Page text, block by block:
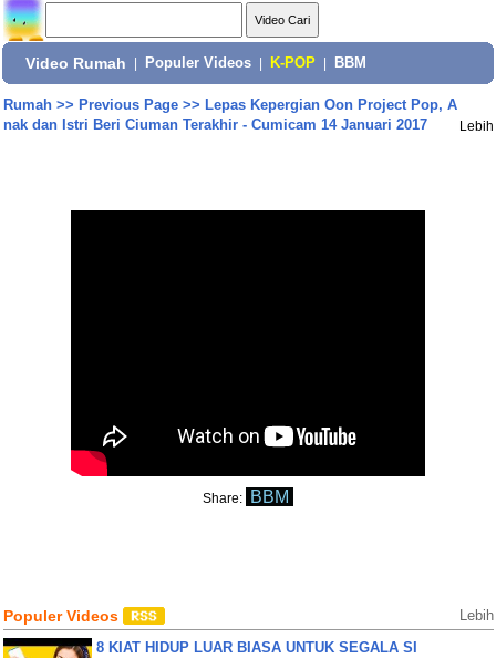
Video Rumah Populer Videos K-POP BBM
Rumah>> Previous Page>> Lepas Kepergian Oon Project Pop, A
nak dan Istri Beri Ciuman Terakhir - Cumicam 14 Januari 2017
Lebih
Share: BBM
Populer Videos Lebih
8 KIAT HIDUP LUAR BIASA UNTUK SEGALA SI